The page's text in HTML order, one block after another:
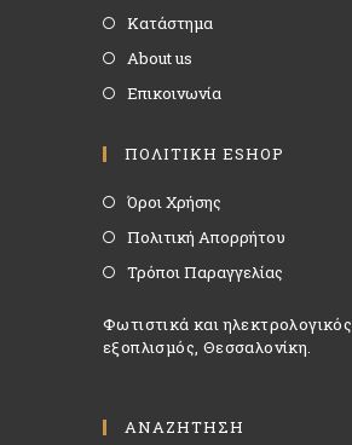
Κατάστημα
About us
Επικοινωνία
ΠΟΛΙΤΙΚΗ ESHOP
Όροι Χρήσης
Πολιτική Απορρήτου
Τρόποι Παραγγελίας
Φωτιστικά και ηλεκτρολογικός
εξοπλισμός, Θεσσαλονίκη.
ΑΝΑΖΗΤΗΣΗ